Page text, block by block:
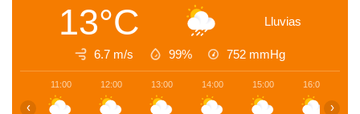
13°C Lluvias
6.7 m/s 99% 752 mmHg
11:00 12:00 13:00 14:00 15:00 16:00
‹ ›